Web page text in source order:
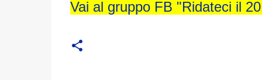
Vai al gruppo FB "Ridateci il